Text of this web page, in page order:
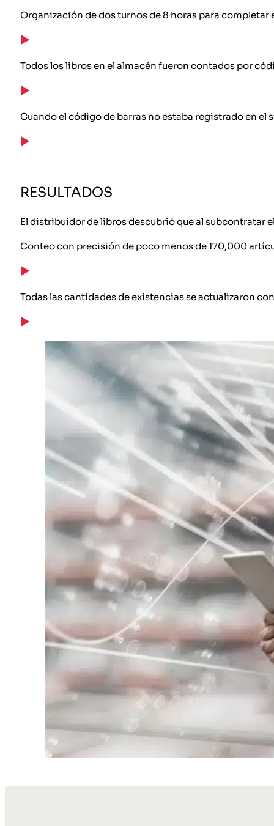
Organización de dos turnos de 8 horas para
Todos los libros en el almacén fueron contados por
Cuando el código de barras no estaba registrado en el
RESULTADOS
El distribuidor de libros descubrió que al subcontratar
Conteo con precisión de poco menos de 170,000
Todas las cantidades de existencias se actualizaron